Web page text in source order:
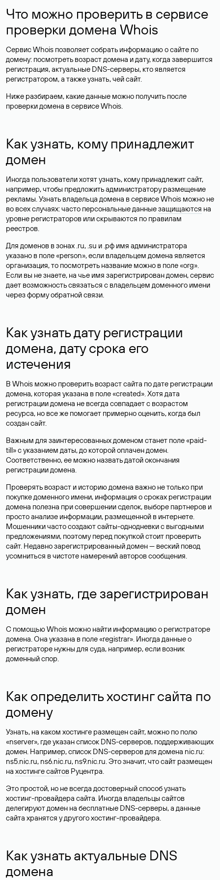
Что можно проверить в сервисе
проверки домена Whois
Сервис Whois позволяет собрать информацию о сайте по
домену: посмотреть возраст домена и дату, когда завершится
регистрация, актуальные DNS-серверы, кто является
регистратором, а также узнать, чей сайт.
Ниже разбираем, какие данные можно получить после
проверки домена в сервисе Whois.
Как узнать, кому принадлежит
домен
Иногда пользователи хотят узнать, кому принадлежит сайт,
например, чтобы предложить администратору размещение
рекламы. Узнать владельца домена в сервисе Whois можно не
во всех случаях: часто персональные данныезащищаются на
уровне регистраторов или скрываются по правилам
реестров.
Для доменов в зонах .ru, .su и .рф имя администратора
указано в поле «person», если владельцем домена является
организация, то посмотреть название можно в поле «org».
Если вы не знаете, на чье имя зарегистрирован домен, сервис
дает возможность связаться с владельцем доменного имени
через форму обратной связи.
Как узнать дату регистрации
домена, дату срока его
истечения
В Whois можно проверить возраст сайта по дате регистрации
домена, которая указана в поле «created». Хотя дата
регистрации домена не всегда совпадает с возрастом
ресурса, но все же помогает примерно оценить, когда был
создан сайт.
Важным для заинтересованных доменом станет поле «paid-
till» с указанием даты, до которой оплачен домен.
Соответственно, ее можно назвать датой окончания
регистрации домена.
Проверять возраст и историю домена важно не только при
покупке доменного имени, информация о сроках регистрации
домена полезна при совершении сделок, выборе партнеров и
просто анализе информации, размещенной в интернете.
Мошенники часто создают сайты-однодневки с выгодными
предложениями, поэтому перед покупкой стоит проверить
сайт. Недавно зарегистрированный домен — веский повод
усомниться в чистоте намерений авторов сообщения.
Как узнать, где зарегистрирован
домен
С помощью Whois можно найти информацию о регистраторе
домена. Она указана в поле «registrar». Иногда данные о
регистраторе нужны для суда, например, если возник
доменный спор.
Как определить хостинг сайта по
домену
Узнать, на каком хостинге размещен сайт, можно по полю
«nserver», где указан список DNS-серверов, поддерживающих
домен. Например, список DNS-серверов для домена nic.ru:
ns5.nic.ru, ns6.nic.ru, ns9.nic.ru. Это значит, что сайт размещен
на хостинге сайтов Руцентра.
Это простой, но не всегда достоверный способ узнать
хостинг-провайдера сайта. Иногда владельцы сайтов
делегируют домен на бесплатные DNS-серверы, а данные
сайта хранятся у другого хостинг-провайдера.
Как узнать актуальные DNS
домена